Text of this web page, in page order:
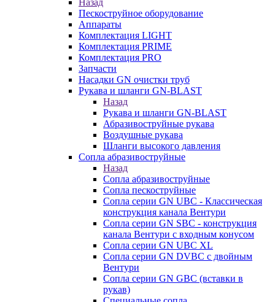
Назад
Пескоструйное оборудование
Аппараты
Комплектация LIGHT
Комплектация PRIME
Комплектация PRO
Запчасти
Насадки GN очистки труб
Рукава и шланги GN-BLAST
Назад
Рукава и шланги GN-BLAST
Абразивоструйные рукава
Воздушные рукава
Шланги высокого давления
Сопла абразивоструйные
Назад
Сопла абразивоструйные
Сопла пескоструйные
Сопла серии GN UBC - Классическая
конструкция канала Вентури
Сопла серии GN SBC - конструкция
канала Вентури c входным конусом
Сопла серии GN UBC XL
Сопла серии GN DVBC с двойным
Вентури
Сопла серии GN GBC (вставки в
рукав)